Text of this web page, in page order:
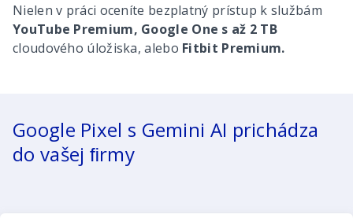
Nielen v práci oceníte bezplatný prístup k službám
YouTube Premium, Google One s až 2 TB
cloudového úložiska, alebo Fitbit Premium.
Google Pixel s Gemini AI prichádza
do vašej ﬁrmy